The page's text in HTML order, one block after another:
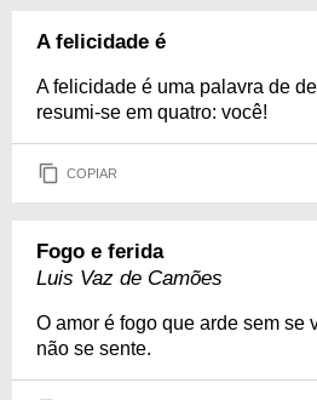
A felicidade é
A felicidade é uma palavra de
resumi-se em quatro: você!
COPIAR
Fogo e ferida
Luis Vaz de Camões
O amor é fogo que arde sem se
não se sente.